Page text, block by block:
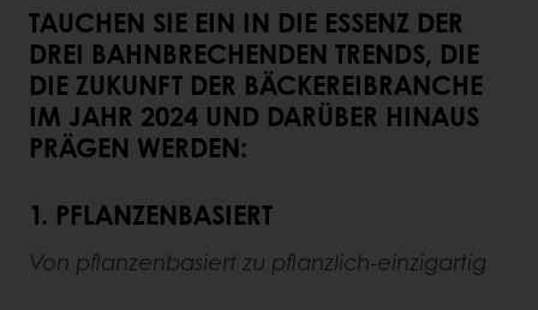
TAUCHEN SIE EIN IN DIE ESSENZ DER
DREI BAHNBRECHENDEN TRENDS, DIE
DIE ZUKUNFT DER BÄCKEREIBRANCHE
IM JAHR 2024 UND DARÜBER HINAUS
PRÄGEN WERDEN:
1. PFLANZENBASIERT
Von pflanzenbasiert zu pflanzlich-einzigartig